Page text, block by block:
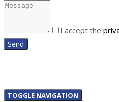
I accept the
TOGGLE NAVIGATION